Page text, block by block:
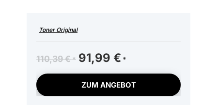
Toner Original
110,39€
Ursprünglicher
Preis
war:
110,39 €
91,99 €
Preis
ist:
91,99 €.
ZUM ANGEBOT